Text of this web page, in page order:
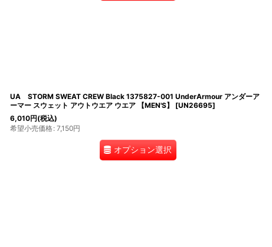
UA STORM SWEAT CREW Black 1375827-001 UnderArmour アンダーア
ーマー スウェット アウトウエア ウエア 【MEN'S】
[UN26695]
6,010円(税込)
希望小売価格: 7,150円
オプション選択